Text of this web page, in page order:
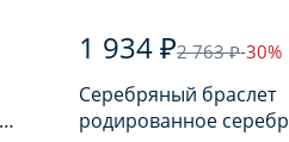
1 934 ₽2 763 ₽-30%
Серебряный браслет
родированное